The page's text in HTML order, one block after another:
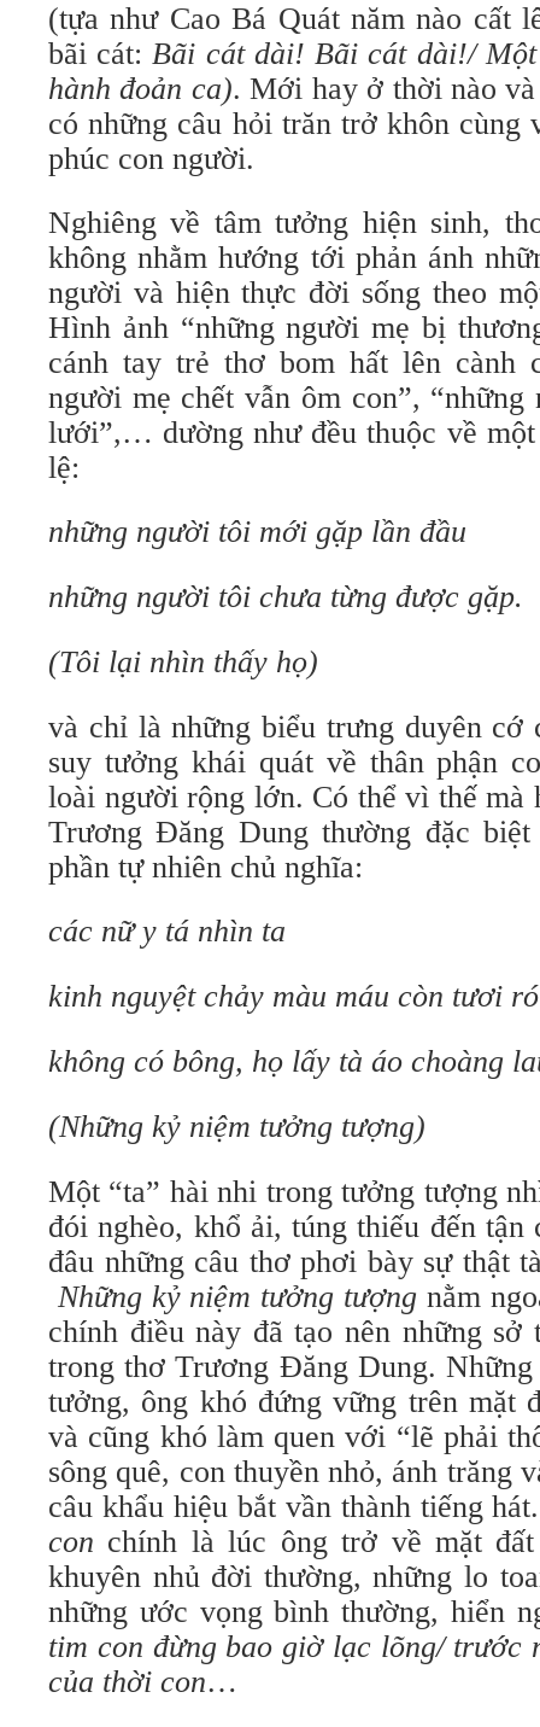
(tựa như Cao Bá Quát năm nào cất
bãi cát:Bãi cát dài! Bãi cát dài!/
hành đoản ca). Mới hay ở thời nào
có những câu hỏi trăn trở khôn cùng
phúc con người.
Nghiêng về tâm tưởng hiện sinh,
không nhằm hướng tới phản ánh
người và hiện thực đời sống theo
Hình ảnh “những người mẹ bị
cánh tay trẻ thơ bom hất lên cành
người mẹ chết vẫn ôm con”,
lưới”,… dường như đều thuộc về
lệ:
những người tôi mới gặp lần đầu
những người tôi chưa từng được gặp.
(Tôi lại nhìn thấy họ)
và chỉ là những biểu trưng duyên cớ
suy tưởng khái quát về thân phận
loài người rộng lớn. Có thể vì thế mà
Trương Đăng Dung thường đặc
phần tự nhiên chủ nghĩa:
các nữ y tá nhìn ta
kinh nguyệt chảy màu máu còn tươi
không có bông, họ lấy tà áo choàng
(Những kỷ niệm tưởng tượng)
Một “ta” hài nhi trong tưởng tượng
đói nghèo, khổ ải, túng thiếu đến
đâu những câu thơ phơi bày sự thật
Những kỷ niệm tưởng tượng nằm
chính điều này đã tạo nên những sở
trong thơ Trương Đăng Dung.
tưởng, ông khó đứng vững trên mặt
và cũng khó làm quen với “lẽ phải
sông quê, con thuyền nhỏ, ánh trăng
câu khẩu hiệu bắt vần thành tiếng
con chính là lúc ông trở về mặt
khuyên nhủ đời thường, những lo
những ước vọng bình thường, hiển
tim con đừng bao giờ lạc lõng/ trước
của thời con…